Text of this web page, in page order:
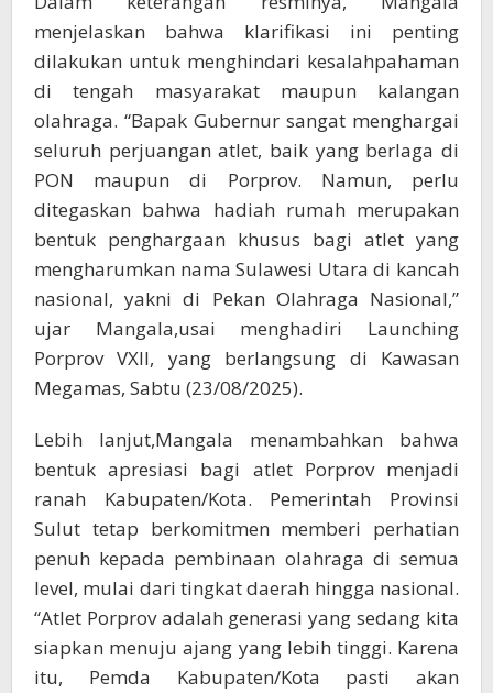
menjelaskan bahwa klarifikasi ini penting
dilakukan untuk menghindari kesalahpahaman
di tengah masyarakat maupun kalangan
olahraga. “Bapak Gubernur sangat menghargai
seluruh perjuangan atlet, baik yang berlaga di
PON maupun di Porprov. Namun, perlu
ditegaskan bahwa hadiah rumah merupakan
bentuk penghargaan khusus bagi atlet yang
mengharumkan nama Sulawesi Utara di kancah
nasional, yakni di Pekan Olahraga Nasional,”
ujar Mangala,usai menghadiri Launching
Porprov VXII, yang berlangsung di Kawasan
Megamas, Sabtu (23/08/2025).
Lebih lanjut,Mangala menambahkan bahwa
bentuk apresiasi bagi atlet Porprov menjadi
ranah Kabupaten/Kota. Pemerintah Provinsi
Sulut tetap berkomitmen memberi perhatian
penuh kepada pembinaan olahraga di semua
level, mulai dari tingkat daerah hingga nasional.
“Atlet Porprov adalah generasi yang sedang kita
siapkan menuju ajang yang lebih tinggi. Karena
itu, Pemda Kabupaten/Kota pasti akan